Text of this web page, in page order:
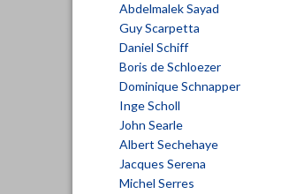
Abdelmalek Sayad
Guy Scarpetta
Daniel Schiff
Boris de Schloezer
Dominique Schnapper
Inge Scholl
John Searle
Albert Sechehaye
Jacques Serena
Michel Serres